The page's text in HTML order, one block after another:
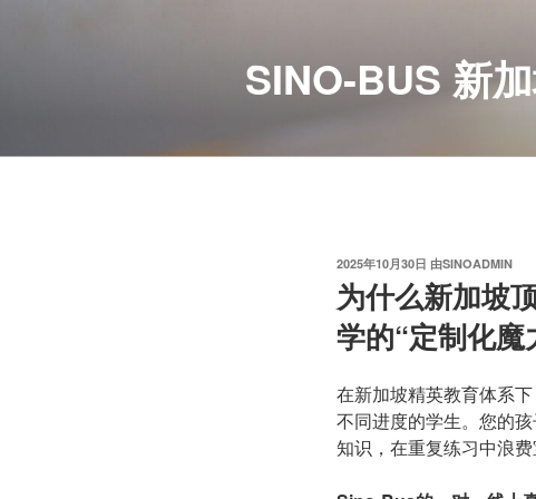
SINO-BUS 新
发
布
于
2025年10月30日 由SINOADMIN
为什么新加坡
学的“定制化魔
在新加坡精英教育体系
不同进度的学生。您的
知识，在重复练习中浪费